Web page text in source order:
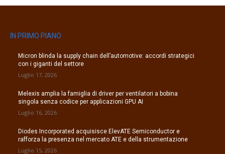
IN PRIMO PIANO
Micron blinda la supply chain dell’automotive: accordi strategici
con i giganti del settore
Luglio 17, 2026
Melexis amplia la famiglia di driver per ventilatori a bobina
singola senza codice per applicazioni GPU AI
Luglio 16, 2026
Diodes Incorporated acquisisce ElevATE Semiconductor e
rafforza la presenza nel mercato ATE e della strumentazione
Luglio 15, 2026